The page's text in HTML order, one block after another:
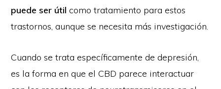
puede ser útil como tratamiento para estos
trastornos, aunque se necesita más investigación.
Cuando se trata específicamente de depresión,
es la forma en que el CBD parece interactuar